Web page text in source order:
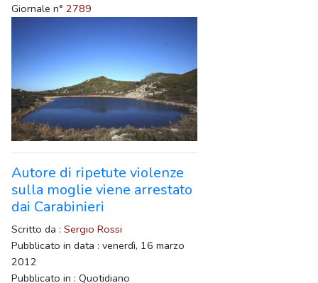
Giornale n° 2789
Autore di ripetute violenze
sulla moglie viene arrestato
dai Carabinieri
Scritto da : Sergio Rossi
Pubblicato in data : venerdì, 16 marzo
2012
Pubblicato in : Quotidiano